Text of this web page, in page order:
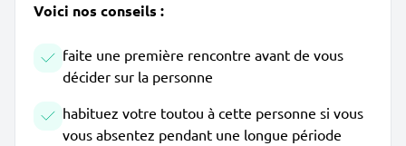
Voici nos conseils :
faite une première rencontre avant de vous
décider sur la personne
habituez votre toutou à cette personne si vous
vous absentez pendant une longue période